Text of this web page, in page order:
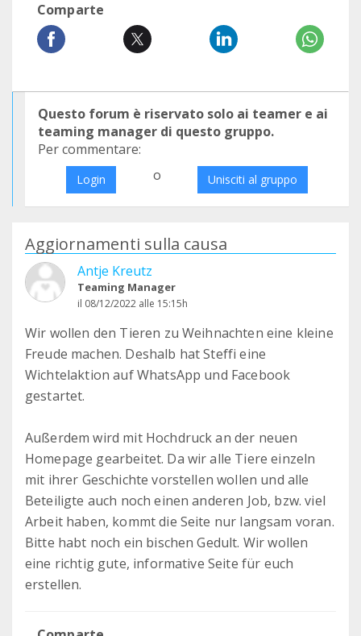
Comparte
Questo forum è riservato solo ai teamer e ai
teaming manager di questo gruppo.
Per commentare:
Login o Unisciti al gruppo
Aggiornamenti sulla causa
Antje Kreutz
Teaming Manager
il 08/12/2022 alle 15:15h
Wir wollen den Tieren zu Weihnachten eine kleine
Freude machen. Deshalb hat Steffi eine
Wichtelaktion auf WhatsApp und Facebook
gestartet.
Außerdem wird mit Hochdruck an der neuen
Homepage gearbeitet. Da wir alle Tiere einzeln
mit ihrer Geschichte vorstellen wollen und alle
Beteiligte auch noch einen anderen Job, bzw. viel
Arbeit haben, kommt die Seite nur langsam voran.
Bitte habt noch ein bischen Gedult. Wir wollen
eine richtig gute, informative Seite für euch
erstellen.